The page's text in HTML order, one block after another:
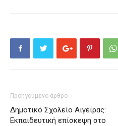
Προηγούμενο άρθρο
Δημοτικό Σχολείο Αιγείρας:
Εκπαιδευτική επίσκεψη στο